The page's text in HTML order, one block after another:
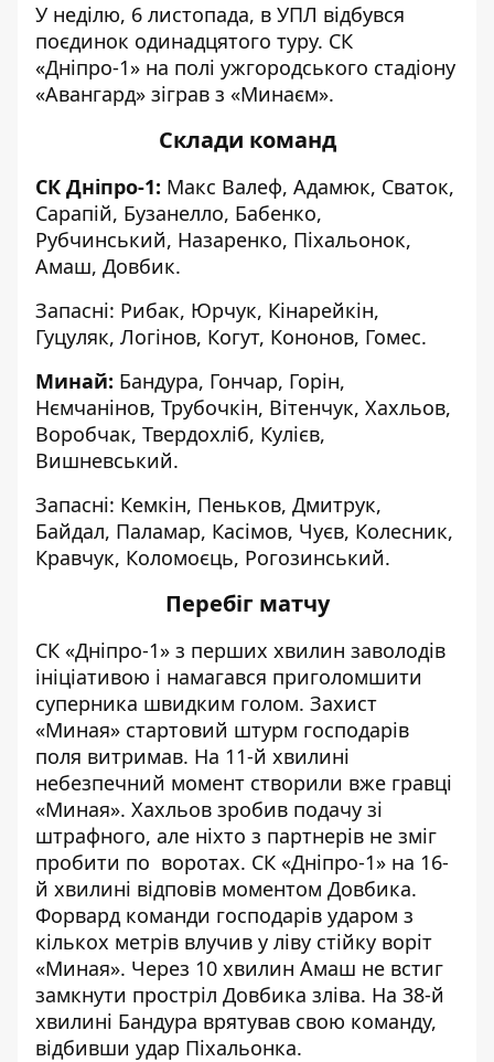
У неділю, 6 листопада, в УПЛ відбувся
поєдинок одинадцятого туру. СК
«Дніпро-1» на полі ужгородського стадіону
«Авангард» зіграв з «Минаєм».
Склади команд
СК Дніпро-1: Макс Валеф, Адамюк, Сваток,
Сарапій, Бузанелло, Бабенко,
Рубчинський, Назаренко, Піхальонок,
Амаш, Довбик.
Запасні: Рибак, Юрчук, Кінарейкін,
Гуцуляк, Логінов, Когут, Кононов, Гомес.
Минай: Бандура, Гончар, Горін,
Нємчанінов, Трубочкін, Вітенчук, Хахльов,
Воробчак, Твердохліб, Кулієв,
Вишневський.
Запасні: Кемкін, Пеньков, Дмитрук,
Байдал, Паламар, Касімов, Чуєв, Колесник,
Кравчук, Коломоєць, Рогозинський.
Перебіг матчу
СК «Дніпро-1» з перших хвилин заволодів
ініціативою і намагався приголомшити
суперника швидким голом. Захист
«Миная» стартовий штурм господарів
поля витримав. На 11-й хвилині
небезпечний момент створили вже гравці
«Миная». Хахльов зробив подачу зі
штрафного, але ніхто з партнерів не зміг
пробити по воротах. СК «Дніпро-1» на 16-
й хвилині відповів моментом Довбика.
Форвард команди господарів ударом з
кількох метрів влучив у ліву стійку воріт
«Миная». Через 10 хвилин Амаш не встиг
замкнути простріл Довбика зліва. На 38-й
хвилині Бандура врятував свою команду,
відбивши удар Піхальонка.